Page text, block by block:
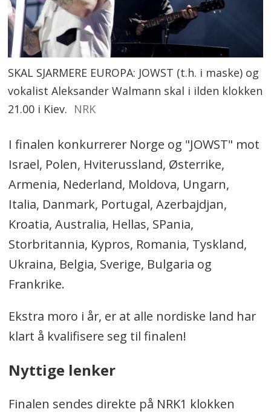
SKAL SJARMERE EUROPA: JOWST (t.h. i maske) og
vokalist Aleksander Walmann skal i ilden klokken
21.00 i Kiev. NRK
I finalen konkurrerer Norge og "JOWST" mot
Israel, Polen, Hviterussland, Østerrike,
Armenia, Nederland, Moldova, Ungarn,
Italia, Danmark, Portugal, Azerbajdjan,
Kroatia, Australia, Hellas, SPania,
Storbritannia, Kypros, Romania, Tyskland,
Ukraina, Belgia, Sverige, Bulgaria og
Frankrike.
Ekstra moro i år, er at alle nordiske land har
klart å kvalifisere seg til finalen!
Nyttige lenker
Finalen sendes direkte på NRK1 klokken